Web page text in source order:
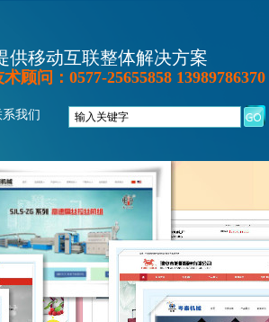
供移动互联整体解决方案
顾问：0577-25655858 13989786370
系我们